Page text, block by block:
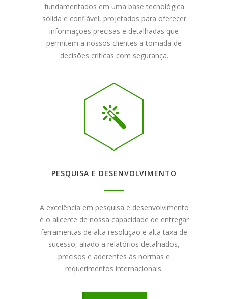
fundamentados em uma base tecnológica
sólida e confiável, projetados para oferecer
informações precisas e detalhadas que
permitem a nossos clientes a tomada de
decisões críticas com segurança.
PESQUISA E DESENVOLVIMENTO
A excelência em pesquisa e desenvolvimento
é o alicerce de nossa capacidade de entregar
ferramentas de alta resolução e alta taxa de
sucesso, aliado a relatórios detalhados,
precisos e aderentes às normas e
requerimentos internacionais.